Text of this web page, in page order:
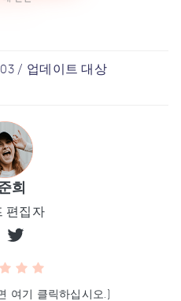
/ 업데이트 대상
희
편집자
여기 클릭하십시오.)